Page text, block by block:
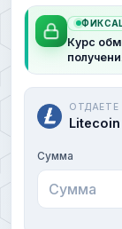
Курс
ОТДАЕТЕ
Litecoin
Сумма